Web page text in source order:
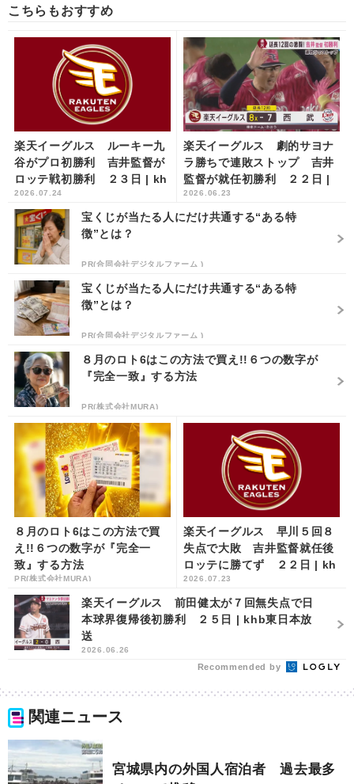
こちらもおすすめ
楽天イーグルス ルーキー九
谷がプロ初勝利 吉井監督が
ロッテ戦初勝利 ２３日 | kh
b東日本放送
2026.07.24
楽天イーグルス 劇的サヨナ
ラ勝ちで連敗ストップ 吉井
監督が就任初勝利 ２２日 |
khb東日本放送
2026.06.23
宝くじが当たる人にだけ共通する“ある特
徴”とは？
PR(合同会社デジタルファーム )
宝くじが当たる人にだけ共通する“ある特
徴”とは？
PR(合同会社デジタルファーム )
８月のロト6はこの方法で買え!!６つの数字が
『完全一致』する方法
PR(株式会社MURA)
８月のロト6はこの方法で買
え!!６つの数字が『完全一
致』する方法
PR(株式会社MURA)
楽天イーグルス 早川５回８
失点で大敗 吉井監督就任後
ロッテに勝てず ２２日 | kh
b東日本放送
2026.07.23
楽天イーグルス 前田健太が７回無失点で日
本球界復帰後初勝利 ２５日 | khb東日本放
送
2026.06.26
Recommended by
関連ニュース
宮城県内の外国人宿泊者 過去最多